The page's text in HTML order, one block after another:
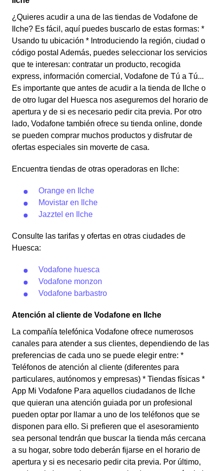
¿Quieres acudir a una de las tiendas de Vodafone de
Ilche? Es fácil, aquí puedes buscarlo de estas formas: *
Usando tu ubicación * Introduciendo la región, ciudad o
código postal Además, puedes seleccionar los servicios
que te interesan: contratar un producto, recogida
express, información comercial, Vodafone de Tú a Tú...
Es importante que antes de acudir a la tienda de Ilche o
de otro lugar del Huesca nos aseguremos del horario de
apertura y de si es necesario pedir cita previa. Por otro
lado, Vodafone también ofrece su tienda online, donde
se pueden comprar muchos productos y disfrutar de
ofertas especiales sin moverte de casa.
Encuentra tiendas de otras operadoras en Ilche:
Orange en Ilche
Movistar en Ilche
Jazztel en Ilche
Consulte las tarifas y ofertas en otras ciudades de
Huesca:
Vodafone huesca
Vodafone monzon
Vodafone barbastro
Atención al cliente de Vodafone en Ilche
La compañía telefónica Vodafone ofrece numerosos
canales para atender a sus clientes, dependiendo de las
preferencias de cada uno se puede elegir entre: *
Teléfonos de atención al cliente (diferentes para
particulares, autónomos y empresas) * Tiendas físicas *
App Mi Vodafone Para aquellos ciudadanos de Ilche
que quieran una atención guiada por un profesional
pueden optar por llamar a uno de los teléfonos que se
disponen para ello. Si prefieren que el asesoramiento
sea personal tendrán que buscar la tienda más cercana
a su hogar, sobre todo deberán fijarse en el horario de
apertura y si es necesario pedir cita previa. Por último,